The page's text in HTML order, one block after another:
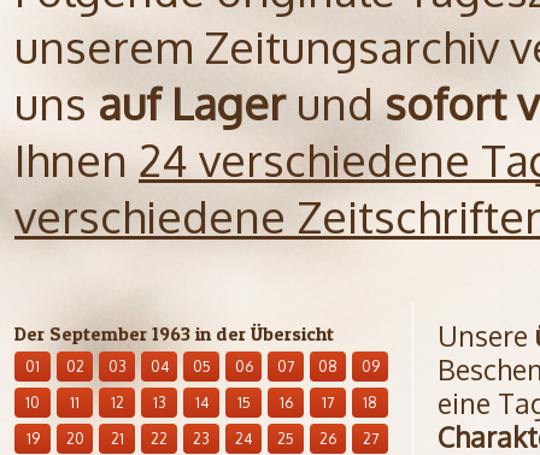
unserem Zeitungsarchiv
uns auf Lagerund sofort
Ihnen 24 verschiedene
verschiedene
Der September 1963 in der Übersicht
01 02 03 04 05 06 07 08
09
10
11 12 13 14 15 16 17
18
19
20 21 22 23 24 25 26
27
Unsere
eine